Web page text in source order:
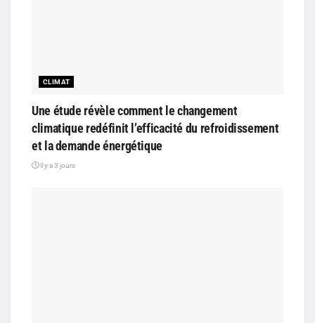
CLIMAT
Une étude révèle comment le changement
climatique redéfinit l’efficacité du refroidissement
et la demande énergétique
il y a 3 jours